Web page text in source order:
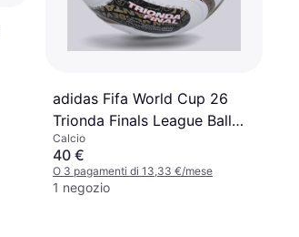
adidas Fifa World Cup 26
Trionda Finals League Ball
Bianco
Calcio
40 €
O 3 pagamenti di 13,33 €/mese
1 negozio